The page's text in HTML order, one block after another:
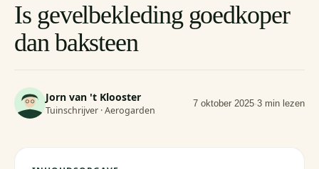
Is gevelbekleding goedkoper
dan baksteen
Jorn van 't Klooster
Tuinschrijver · Aerogarden
7 oktober 2025·3 min lezen